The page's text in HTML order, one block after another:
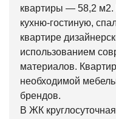
квартиры — 58,2 м2.
кухню-гостиную,
квартире
использованием
материалов.
необходимой
брендов.
В ЖК